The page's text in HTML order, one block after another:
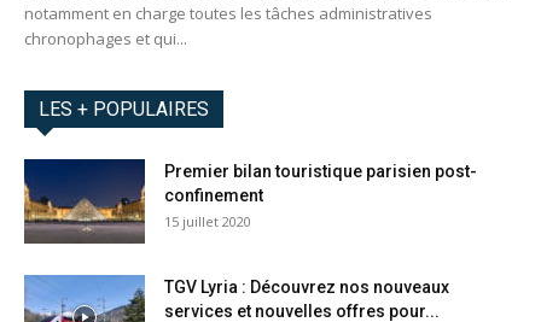
notamment en charge toutes les tâches administratives
chronophages et qui...
LES + POPULAIRES
Premier bilan touristique parisien post-
confinement
15 juillet 2020
TGV Lyria : Découvrez nos nouveaux
services et nouvelles offres pour...